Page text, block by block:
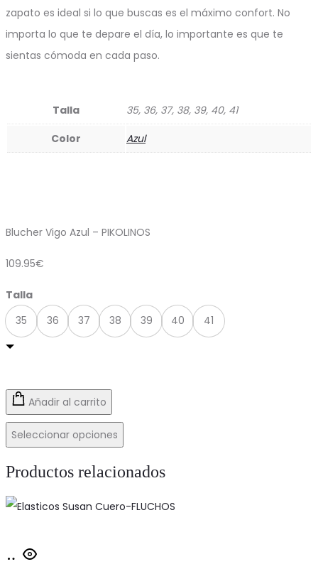
zapato es ideal si lo que buscas es el máximo confort. No
importa lo que te depare el día, lo importante es que te
sientas cómoda en cada paso.
Talla
35, 36, 37, 38, 39, 40, 41
Color
Azul
Blucher Vigo Azul – PIKOLINOS
109.95€
Talla
35
36 37 38 39 40 41
Añadir al carrito
Seleccionar opciones
Productos relacionados
Seleccionar
Este